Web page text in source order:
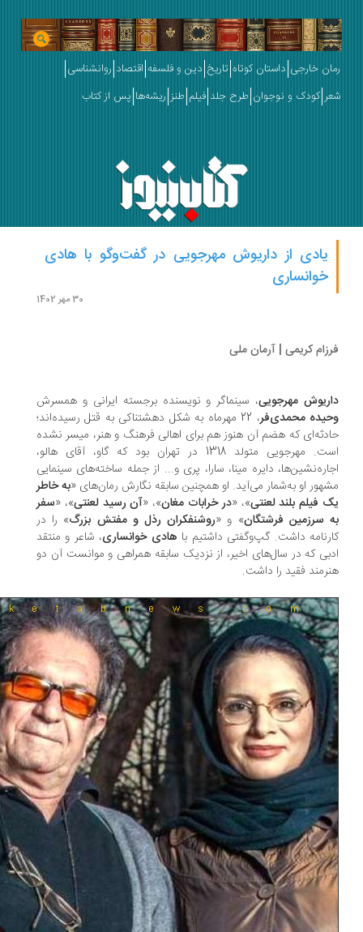
خارجی داستان کوتاه تاریخ دین و فلسفه اقتصاد روانشناسی
کودک و نوجوان طرح جلد فیلم طنز ریشه‌ها پس از کتاب
یادی از داریوش مهرجویی در گفت‌وگو با هادی
خوانساری
کریمی | آرمان ملی
مهرجویی، سینماگر و نویسنده برجسته ایرانی و همسرش
محمدی‌فر
، 22 مهرماه به شکل دهشتناکی به ‌قتل رسیده‌اند؛
که هضم آن هنوز هم برای اهالی فرهنگ و هنر، میسر نشده
است. مهرجویی متولد 1318 در تهران بود که گاو، آقای هالو،
دایره مینا، سارا، پری و... از جمله ساخته‌های سینمایی
او به‌شمار می‌آید. او همچنین سابقه نگارش رمان‌های «به خاطر
فیلم بلند لعنتی»، «در خرابات مغان»، «آن رسید لعنتی»، «سفر
سرزمین فرشتگان» و «روشنفکران رذل و مفتش بزرگ» را در
داشت. گپ‌وگفتی داشتیم باهادی خوانساری، شاعر و منتقد
که در سال‌های اخیر، از نزدیک سابقه همراهی و موانست آن دو
فقید را داشت.